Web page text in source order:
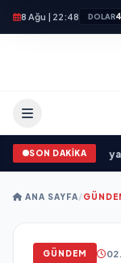
8 Ağu | 22:48 DOLAR
SON DAKİKA
ve Cemiyet
ANA SAYFA/
GÜNDEM